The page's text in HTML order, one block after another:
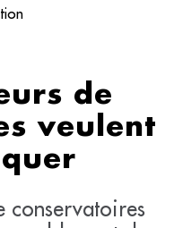
de
veulent
conservatoires